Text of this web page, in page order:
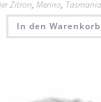
Zitron, Merino,
In den Warenkorb